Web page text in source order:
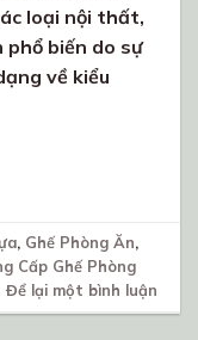
loại nội thất,
biến do sự
về kiểu
, Ghế Phòng Ăn,
Cấp Ghế Phòng
Để lại một bình luận